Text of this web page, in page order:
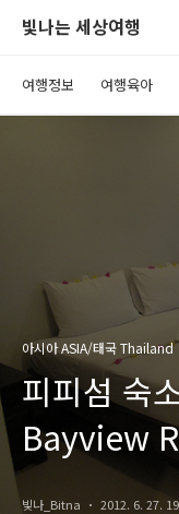
빛나는 세상여행
여행정보 여행육아
아시아 ASIA/태국 Thailand
피피섬 숙
Bayview
Thailand)
빛나_Bitna 2012. 6. 27.